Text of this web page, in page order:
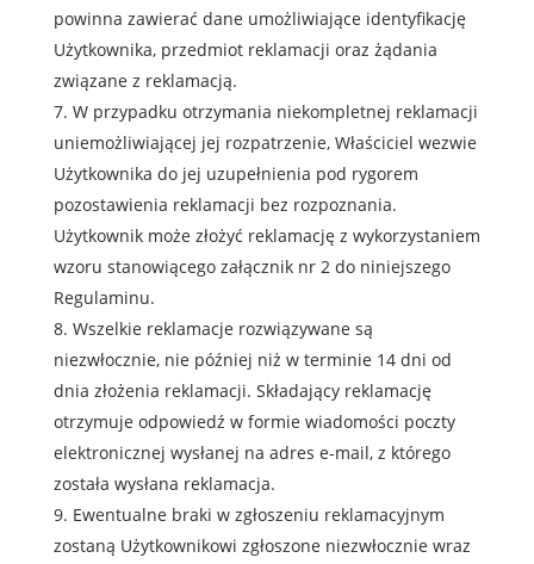
powinna zawierać dane umożliwiające identyfikację
Użytkownika, przedmiot reklamacji oraz żądania
związane z reklamacją.
W przypadku otrzymania niekompletnej reklamacji
uniemożliwiającej jej rozpatrzenie, Właściciel wezwie
Użytkownika do jej uzupełnienia pod rygorem
pozostawienia reklamacji bez rozpoznania.
Użytkownik może złożyć reklamację z wykorzystaniem
wzoru stanowiącego załącznik nr 2 do niniejszego
Regulaminu.
Wszelkie reklamacje rozwiązywane są
niezwłocznie, nie później niż w terminie 14 dni od
dnia złożenia reklamacji. Składający reklamację
otrzymuje odpowiedź w formie wiadomości poczty
elektronicznej wysłanej na adres e-mail, z którego
została wysłana reklamacja.
Ewentualne braki w zgłoszeniu reklamacyjnym
zostaną Użytkownikowi zgłoszone niezwłocznie wraz